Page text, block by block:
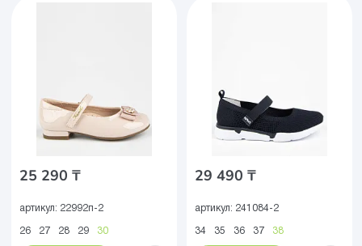
25 290 ₸
артикул: 22992п-2
26 27 28 29 30
29 490 ₸
артикул: 241084-2
34 35 36 37 38